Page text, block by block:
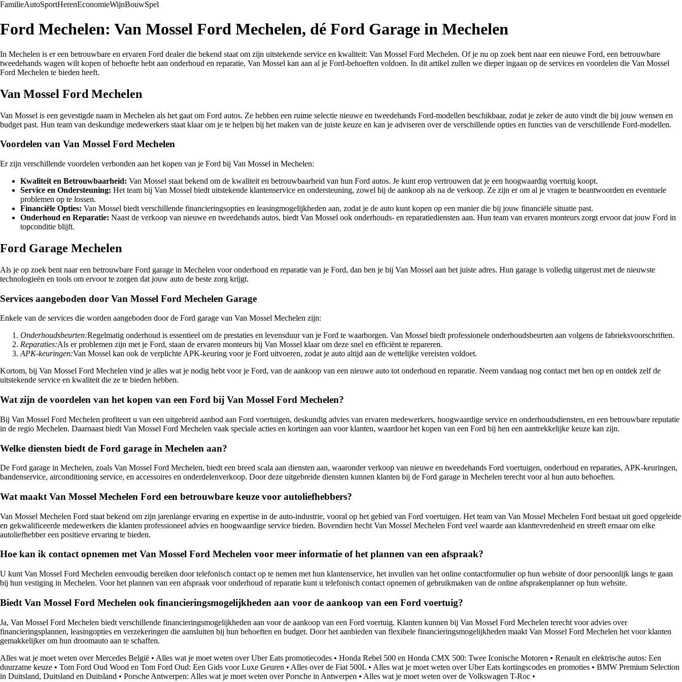
FamilieAutoSportHerenEconomieWijnBouwSpel
Ford Mechelen: Van Mossel Ford Mechelen, dé Ford Garage in Mechelen
In Mechelen is er een betrouwbare en ervaren Ford dealer die bekend staat om zijn uitstekende service en kwaliteit: Van Mossel Ford Mechelen. Of je nu op zoek bent naar een nieuwe Ford, een betrouwbare
tweedehands wagen wilt kopen of behoefte hebt aan onderhoud en reparatie, Van Mossel kan aan al je Ford-behoeften voldoen. In dit artikel zullen we dieper ingaan op de services en voordelen die Van Mossel
Ford Mechelen te bieden heeft.
Van Mossel Ford Mechelen
Van Mossel is een gevestigde naam in Mechelen als het gaat om Ford autos. Ze hebben een ruime selectie nieuwe en tweedehands Ford-modellen beschikbaar, zodat je zeker de auto vindt die bij jouw wensen en
budget past. Hun team van deskundige medewerkers staat klaar om je te helpen bij het maken van de juiste keuze en kan je adviseren over de verschillende opties en functies van de verschillende Ford-modellen.
Voordelen van Van Mossel Ford Mechelen
Er zijn verschillende voordelen verbonden aan het kopen van je Ford bij Van Mossel in Mechelen:
Kwaliteit en Betrouwbaarheid: Van Mossel staat bekend om de kwaliteit en betrouwbaarheid van hun Ford autos. Je kunt erop vertrouwen dat je een hoogwaardig voertuig koopt.
Service en Ondersteuning: Het team bij Van Mossel biedt uitstekende klantenservice en ondersteuning, zowel bij de aankoop als na de verkoop. Ze zijn er om al je vragen te beantwoorden en eventuele
problemen op te lossen.
Financiële Opties: Van Mossel biedt verschillende financieringsopties en leasingmogelijkheden aan, zodat je de auto kunt kopen op een manier die bij jouw financiële situatie past.
Onderhoud en Reparatie: Naast de verkoop van nieuwe en tweedehands autos, biedt Van Mossel ook onderhouds- en reparatiediensten aan. Hun team van ervaren monteurs zorgt ervoor dat jouw Ford in
topconditie blijft.
Ford Garage Mechelen
Als je op zoek bent naar een betrouwbare Ford garage in Mechelen voor onderhoud en reparatie van je Ford, dan ben je bij Van Mossel aan het juiste adres. Hun garage is volledig uitgerust met de nieuwste
technologieën en tools om ervoor te zorgen dat jouw auto de beste zorg krijgt.
Services aangeboden door Van Mossel Ford Mechelen Garage
Enkele van de services die worden aangeboden door de Ford garage van Van Mossel Mechelen zijn:
Onderhoudsbeurten:Regelmatig onderhoud is essentieel om de prestaties en levensduur van je Ford te waarborgen. Van Mossel biedt professionele onderhoudsbeurten aan volgens de fabrieksvoorschriften.
Reparaties:Als er problemen zijn met je Ford, staan de ervaren monteurs bij Van Mossel klaar om deze snel en efficiënt te repareren.
APK-keuringen:Van Mossel kan ook de verplichte APK-keuring voor je Ford uitvoeren, zodat je auto altijd aan de wettelijke vereisten voldoet.
Kortom, bij Van Mossel Ford Mechelen vind je alles wat je nodig hebt voor je Ford, van de aankoop van een nieuwe auto tot onderhoud en reparatie. Neem vandaag nog contact met hen op en ontdek zelf de
uitstekende service en kwaliteit die ze te bieden hebben.
Wat zijn de voordelen van het kopen van een Ford bij Van Mossel Ford Mechelen?
Bij Van Mossel Ford Mechelen profiteert u van een uitgebreid aanbod aan Ford voertuigen, deskundig advies van ervaren medewerkers, hoogwaardige service en onderhoudsdiensten, en een betrouwbare reputatie
in de regio Mechelen. Daarnaast biedt Van Mossel Ford Mechelen vaak speciale acties en kortingen aan voor klanten, waardoor het kopen van een Ford bij hen een aantrekkelijke keuze kan zijn.
Welke diensten biedt de Ford garage in Mechelen aan?
De Ford garage in Mechelen, zoals Van Mossel Ford Mechelen, biedt een breed scala aan diensten aan, waaronder verkoop van nieuwe en tweedehands Ford voertuigen, onderhoud en reparaties, APK-keuringen,
bandenservice, airconditioning service, en accessoires en onderdelenverkoop. Door deze uitgebreide diensten kunnen klanten bij de Ford garage in Mechelen terecht voor al hun auto behoeften.
Wat maakt Van Mossel Mechelen Ford een betrouwbare keuze voor autoliefhebbers?
Van Mossel Mechelen Ford staat bekend om zijn jarenlange ervaring en expertise in de auto-industrie, vooral op het gebied van Ford voertuigen. Het team van Van Mossel Mechelen Ford bestaat uit goed opgeleide
en gekwalificeerde medewerkers die klanten professioneel advies en hoogwaardige service bieden. Bovendien hecht Van Mossel Mechelen Ford veel waarde aan klanttevredenheid en streeft ernaar om elke
autoliefhebber een positieve ervaring te bieden.
Hoe kan ik contact opnemen met Van Mossel Ford Mechelen voor meer informatie of het plannen van een afspraak?
U kunt Van Mossel Ford Mechelen eenvoudig bereiken door telefonisch contact op te nemen met hun klantenservice, het invullen van het online contactformulier op hun website of door persoonlijk langs te gaan
bij hun vestiging in Mechelen. Voor het plannen van een afspraak voor onderhoud of reparatie kunt u telefonisch contact opnemen of gebruikmaken van de online afsprakenplanner op hun website.
Biedt Van Mossel Ford Mechelen ook financieringsmogelijkheden aan voor de aankoop van een Ford voertuig?
Ja, Van Mossel Ford Mechelen biedt verschillende financieringsmogelijkheden aan voor de aankoop van een Ford voertuig. Klanten kunnen bij Van Mossel Ford Mechelen terecht voor advies over
financieringsplannen, leasingopties en verzekeringen die aansluiten bij hun behoeften en budget. Door het aanbieden van flexibele financieringsmogelijkheden maakt Van Mossel Ford Mechelen het voor klanten
gemakkelijker om hun droomauto aan te schaffen.
Alles wat je moet weten over Mercedes België • Alles wat je moet weten over Uber Eats promotiecodes • Honda Rebel 500 en Honda CMX 500: Twee Iconische Motoren • Renault en elektrische autos: Een
duurzame keuze • Tom Ford Oud Wood en Tom Ford Oud: Een Gids voor Luxe Geuren • Alles over de Fiat 500L • Alles wat je moet weten over Uber Eats kortingscodes en promoties • BMW Premium Selection
in Duitsland, Duitsland en Duitsland • Porsche Antwerpen: Alles wat je moet weten over Porsche in Antwerpen • Alles wat je moet weten over de Volkswagen T-Roc •